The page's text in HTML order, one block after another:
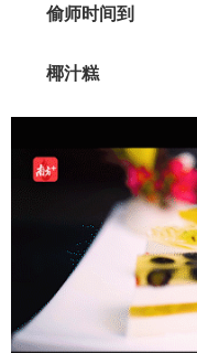
偷师时间到
椰汁糕